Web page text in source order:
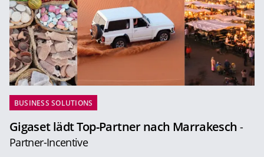
BUSINESS SOLUTIONS
Gigaset lädt Top-Partner nach Marrakesch -
Partner-Incentive